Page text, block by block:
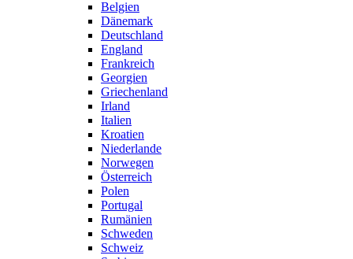
Belgien
Dänemark
Deutschland
England
Frankreich
Georgien
Griechenland
Irland
Italien
Kroatien
Niederlande
Norwegen
Österreich
Polen
Portugal
Rumänien
Schweden
Schweiz